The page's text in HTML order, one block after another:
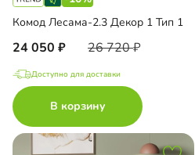
Комод Лесама-2.3 Декор 1 Тип 1
24 050 26 720
Доступно для доставки
В корзину